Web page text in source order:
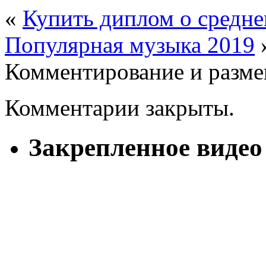
« Купить диплом о
Популярная музыка 2019
Комментирование и
Комментарии закрыты.
Закрепленное видео